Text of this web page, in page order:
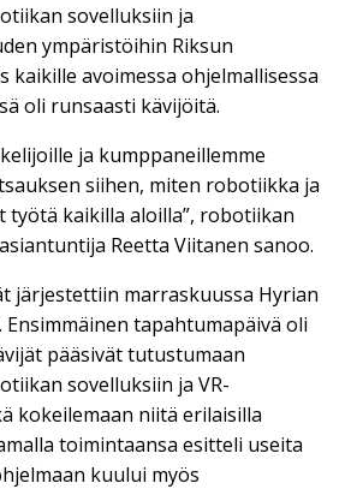
sovelluksiin ja
ympäristöihin Riksun
kaikille avoimessa ohjelmallisessa
oli runsaasti kävijöitä.
ja kumppaneillemme
siihen, miten robotiikka ja
työtä kaikilla aloilla”, robotiikan
Reetta Viitanen sanoo.
järjestettiin marraskuussa Hyrian
Ensimmäinen tapahtumapäivä oli
pääsivät tutustumaan
sovelluksiin ja VR-
kokeilemaan niitä erilaisilla
toimintaansa esitteli useita
kuului myös